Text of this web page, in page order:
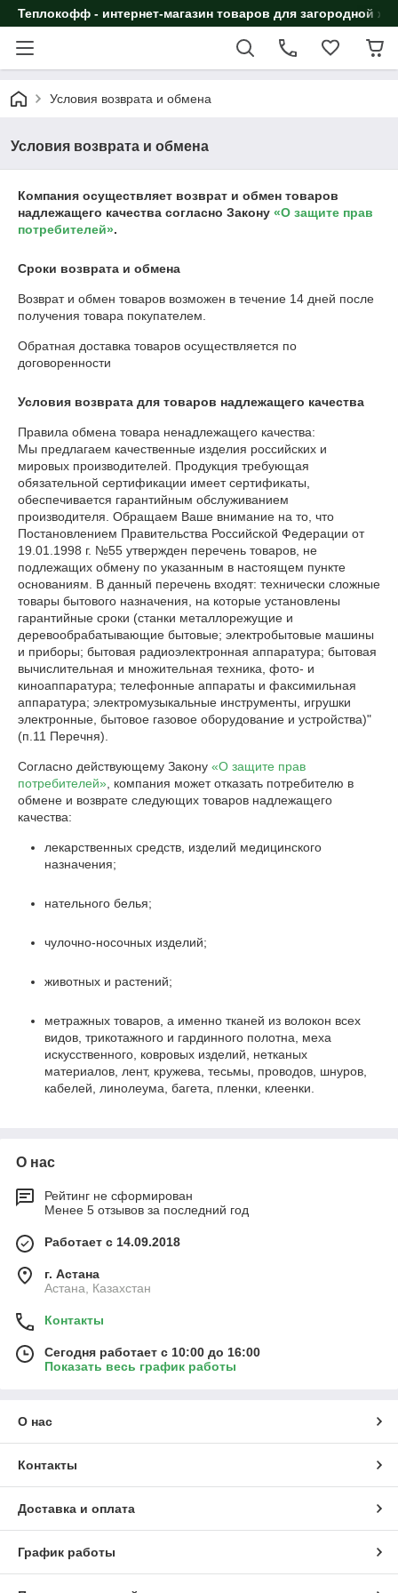
Теплокофф - интернет-магазин товаров для загородной
Условия возврата и обмена
Условия возврата и обмена
Компания осуществляет возврат и обмен товаров
надлежащего качества согласно Закону «О защите прав
потребителей».
Сроки возврата и обмена
Возврат и обмен товаров возможен в течение 14 дней после
получения товара покупателем.
Обратная доставка товаров осуществляется по
договоренности
Условия возврата для товаров надлежащего качества
Правила обмена товара ненадлежащего качества:
Мы предлагаем качественные изделия российских и
мировых производителей. Продукция требующая
обязательной сертификации имеет сертификаты,
обеспечивается гарантийным обслуживанием
производителя. Обращаем Ваше внимание на то, что
Постановлением Правительства Российской Федерации от
19.01.1998 г. №55 утвержден перечень товаров, не
подлежащих обмену по указанным в настоящем пункте
основаниям. В данный перечень входят: технически сложные
товары бытового назначения, на которые установлены
гарантийные сроки (станки металлорежущие и
деревообрабатывающие бытовые; электробытовые машины
и приборы; бытовая радиоэлектронная аппаратура; бытовая
вычислительная и множительная техника, фото- и
киноаппаратура; телефонные аппараты и факсимильная
аппаратура; электромузыкальные инструменты, игрушки
электронные, бытовое газовое оборудование и устройства)"
(п.11 Перечня).
Согласно действующему Закону «О защите прав
потребителей» , компания может отказать потребителю в
обмене и возврате следующих товаров надлежащего
качества:
лекарственных средств, изделий медицинского
назначения;
нательного белья;
чулочно-носочных изделий;
животных и растений;
метражных товаров, а именно тканей из волокон всех
видов, трикотажного и гардинного полотна, меха
искусственного, ковровых изделий, нетканых
материалов, лент, кружева, тесьмы, проводов, шнуров,
кабелей, линолеума, багета, пленки, клеенки.
О нас
Рейтинг не сформирован
Менее 5 отзывов за последний год
Работает с 14.09.2018
г. Астана
Астана, Казахстан
Контакты
Сегодня работает с 10:00 до 16:00
Показать весь график работы
О нас
Контакты
Доставка и оплата
График работы